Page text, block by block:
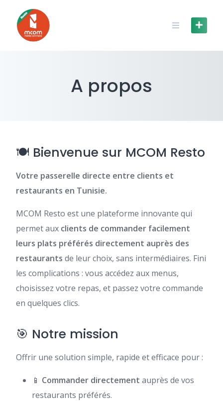
content
A propos
🍽 Bienvenue sur MCOM Resto
Votre passerelle directe entre clients et
restaurants en Tunisie.
MCOM Resto est une plateforme innovante qui
permet aux clients de commander facilement
leurs plats préférés directement auprès des
restaurants de leur choix, sans intermédiaires. Fini
les complications : vous accédez aux menus,
choisissez votre repas, et passez votre commande
en quelques clics.
🎯 Notre mission
Offrir une solution simple, rapide et efficace pour :
📱 Commander directement auprès de vos
restaurants préférés.